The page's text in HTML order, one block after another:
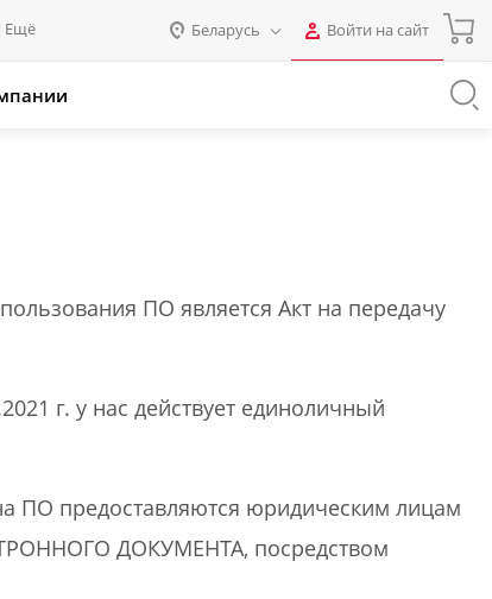
Ещё
Промо для партнеров
Беларусь Войти на сайт
Забыли свой пароль?
или войдите с помощью
ПО является Акт на передачу
г. у нас действует единоличный
ПО предоставляются юридическим лицам
ДОКУМЕНТА, посредством